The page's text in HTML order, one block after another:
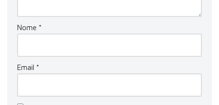
Nome *
Email *